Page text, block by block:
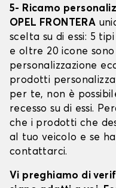
5- Ricamo
OPEL FRONTERA
scelta su di essi: 5
e oltre 20 icone
personalizzazione
prodotti
per te, non è
recesso su di essi.
che i prodotti che
al tuo veicolo e se
contattarci.
Vi preghiamo di